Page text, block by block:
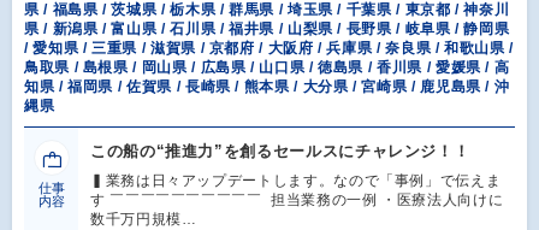
県 / 福島県 / 茨城県 / 栃木県 / 群馬県 / 埼玉県 / 千葉県 / 東京都 / 神奈川
県 / 新潟県 / 富山県 / 石川県 / 福井県 / 山梨県 / 長野県 / 岐阜県 / 静岡県
/ 愛知県 / 三重県 / 滋賀県 / 京都府 / 大阪府 / 兵庫県 / 奈良県 / 和歌山県 /
鳥取県 / 島根県 / 岡山県 / 広島県 / 山口県 / 徳島県 / 香川県 / 愛媛県 / 高
知県 / 福岡県 / 佐賀県 / 長崎県 / 熊本県 / 大分県 / 宮崎県 / 鹿児島県 / 沖
縄県
仕事
内容
この船の“推進力”を創るセールスにチャレンジ！！
▍業務は日々アップデートします。なので「事例」で伝えま
す ￣￣￣￣￣￣￣￣￣￣ 担当業務の一例 ・医療法人向けに
数千万円規模…